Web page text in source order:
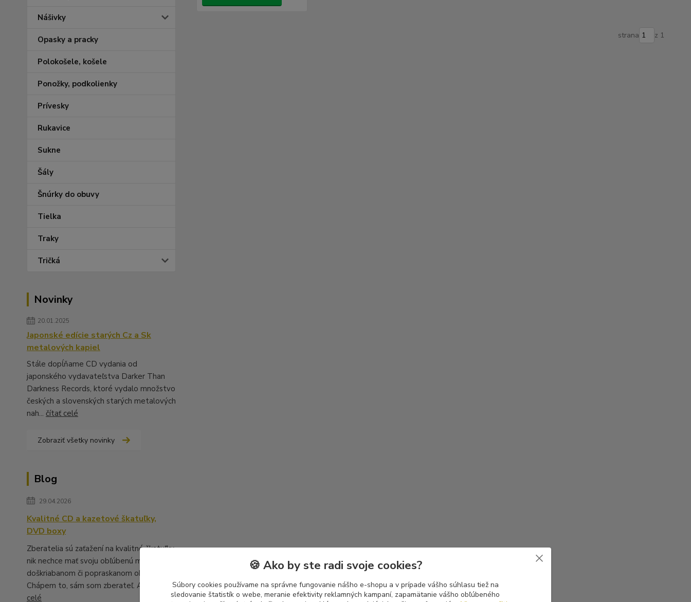
Nášivky
Opasky a pracky
Polokošele, košele
Ponožky, podkolienky
Prívesky
Rukavice
Sukne
Šály
Šnúrky do obuvy
Tielka
Traky
Tričká
Novinky
20.01.2025
Japonské edície starých Cz a Sk
metalových kapiel
Stále dopĺňame CD vydania od
japonského vydavateľstva Darker Than
Darkness Records, ktoré vydalo množstvo
českých a slovenských starých metalových
nah... čítať celé
Zobraziť všetky novinky
Blog
29.04.2026
Kvalitné CD a kazetové škatuľky,
DVD boxy
Zberatelia sú zaťažení na kvalitné škatuľky,
nik nechce mať svoju obľúbenú muziku v
doškriabanom či popraskanom obale.
Chápem to, sám som zberateľ. A ...
celé
strana z 1
🍪 Ako by ste radi svoje cookies?
Súbory cookies používame na správne fungovanie nášho e-shopu a v prípade vášho súhlasu tiež na
sledovanie štatistík o webe, meranie efektivity reklamných kampaní, zapamätanie vášho obľúbeného